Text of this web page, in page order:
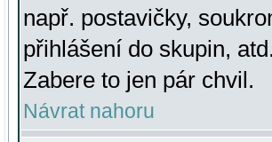
např. postavičky,
přihlášení do skupin,
Zabere to jen pár chvil.
Návrat nahoru